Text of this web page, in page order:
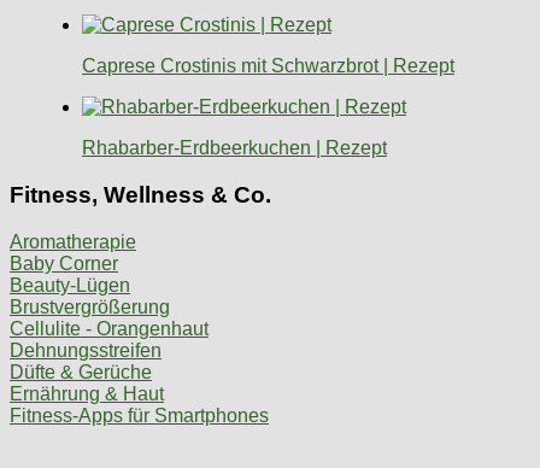
Caprese Crostinis mit Schwarzbrot | Rezept
Rhabarber-Erdbeerkuchen | Rezept
Fitness, Wellness & Co.
Aromatherapie
Baby Corner
Beauty-Lügen
Brustvergrößerung
Cellulite - Orangenhaut
Dehnungsstreifen
Düfte & Gerüche
Ernährung & Haut
Fitness-Apps für Smartphones